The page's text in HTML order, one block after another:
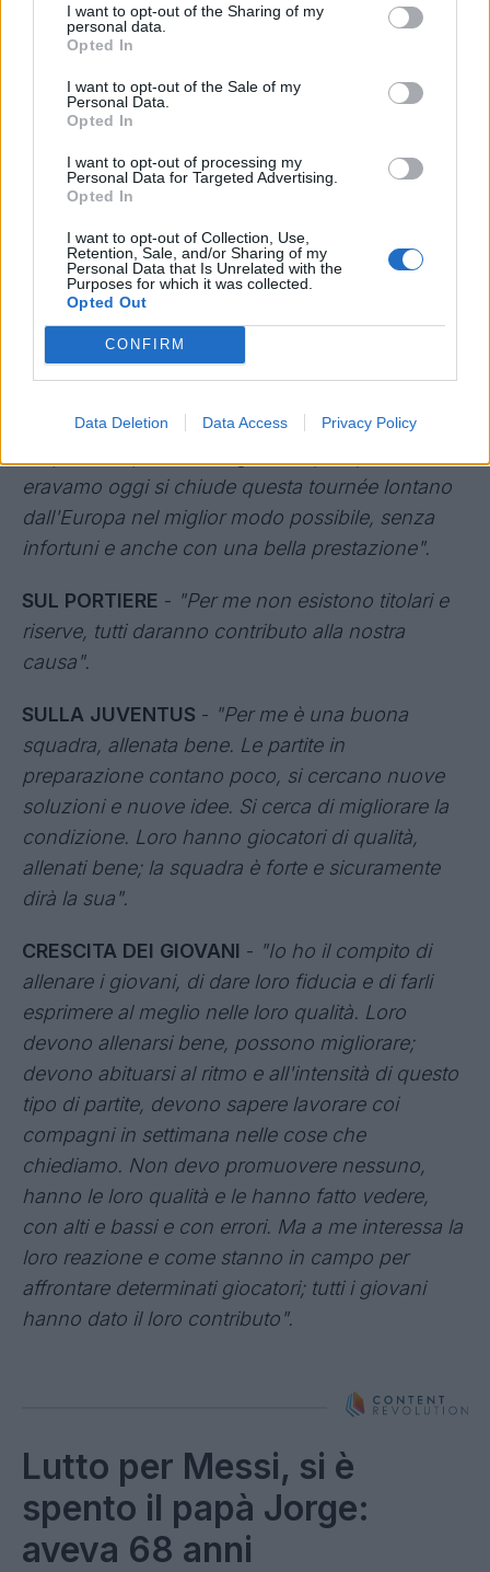
I want to opt-out of the Sharing of my
personal data.
Opted In
I want to opt-out of the Sale of my
Personal Data.
Opted In
I want to opt-out of processing my
Personal Data for Targeted Advertising.
Opted In
I want to opt-out of Collection, Use,
Retention, Sale, and/or Sharing of my
Personal Data that Is Unrelated with the
Purposes for which it was collected.
Opted Out
CONFIRM
Data Deletion Data Access Privacy Policy
L'Inter supera 2-1 la Juventus nell'amichevole di
Perth, decisivi di gol di Dimarco e Diouf. Nel post
gara mister Chivu commenta la partita,
soprattutto l'alternanza tra i palitra Provedel,
partito titolare, e Josep Martinez.
eravamo oggi si chiude questa tournée lontano
dall'Europa nel miglior modo possibile, senza
infortuni e anche con una bella prestazione".
SUL PORTIERE - "Per me non esistono titolari e
riserve, tutti daranno contributo alla nostra
causa".
SULLA JUVENTUS - "Per me è una buona
squadra, allenata bene. Le partite in
preparazione contano poco, si cercano nuove
soluzioni e nuove idee. Si cerca di migliorare la
condizione. Loro hanno giocatori di qualità,
allenati bene; la squadra è forte e sicuramente
dirà la sua".
CRESCITA DEI GIOVANI - "Io ho il compito di
allenare i giovani, di dare loro fiducia e di farli
esprimere al meglio nelle loro qualità. Loro
devono allenarsi bene, possono migliorare;
devono abituarsi al ritmo e all'intensità di questo
tipo di partite, devono sapere lavorare coi
compagni in settimana nelle cose che
chiediamo. Non devo promuovere nessuno,
hanno le loro qualità e le hanno fatto vedere,
con alti e bassi e con errori. Ma a me interessa la
loro reazione e come stanno in campo per
affrontare determinati giocatori; tutti i giovani
hanno dato il loro contributo".
Lutto per Messi, si è
spento il papà Jorge:
aveva 68 anni